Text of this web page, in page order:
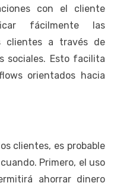
con el cliente
fácilmente las
clientes a través de
sociales. Esto facilita
orientados hacia
clientes, es probable
Primero, el uso
ahorrar dinero